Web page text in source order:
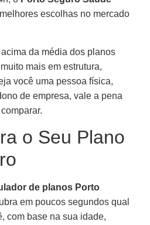
escolhas no mercado
da média dos planos
mais em estrutura,
você uma pessoa física,
de empresa, vale a pena
o Seu Plano
de planos Porto
em poucos segundos qual
com base na sua idade,